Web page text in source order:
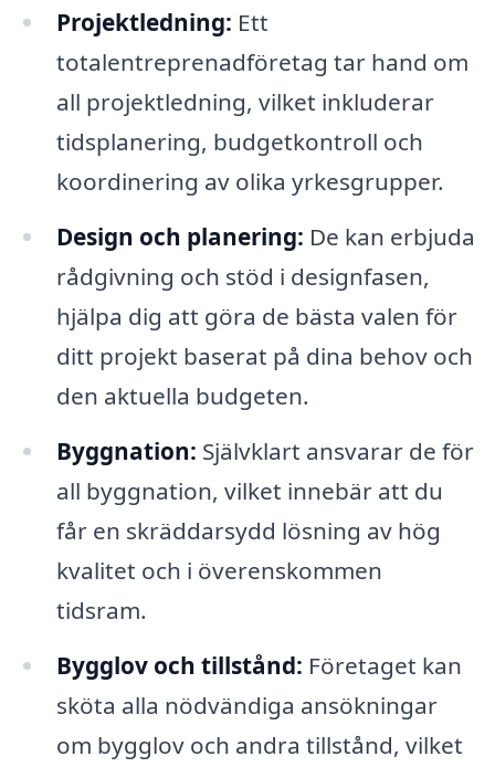
Projektledning: Ett
totalentreprenadföretag tar hand om
all projektledning, vilket inkluderar
tidsplanering, budgetkontroll och
koordinering av olika yrkesgrupper.
Design och planering: De kan erbjuda
rådgivning och stöd i designfasen,
hjälpa dig att göra de bästa valen för
ditt projekt baserat på dina behov och
den aktuella budgeten.
Byggnation: Självklart ansvarar de för
all byggnation, vilket innebär att du
får en skräddarsydd lösning av hög
kvalitet och i överenskommen
tidsram.
Bygglov och tillstånd: Företaget kan
sköta alla nödvändiga ansökningar
om bygglov och andra tillstånd, vilket